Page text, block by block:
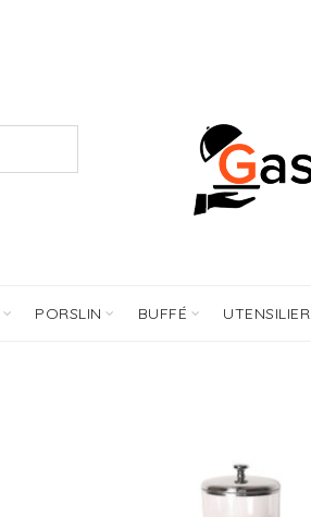
PORSLIN BUFFÉ UTENSILIER